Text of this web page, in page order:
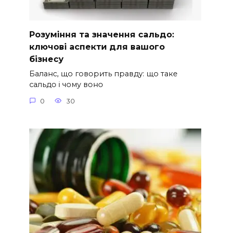
Розуміння та значення сальдо:
ключові аспекти для вашого
бізнесу
Баланс, що говорить правду: що таке
сальдо і чому воно
0 30